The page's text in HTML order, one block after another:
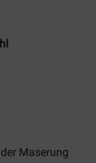
Maserung